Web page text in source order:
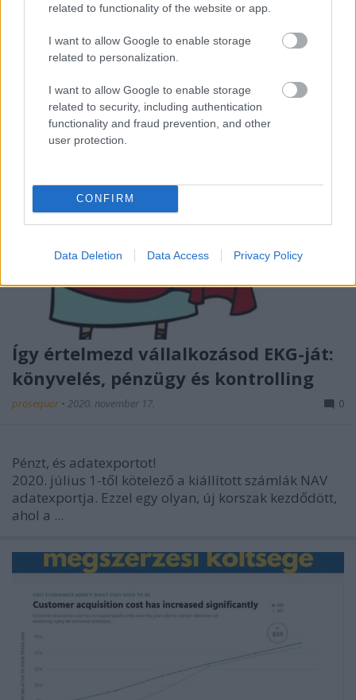
related to functionality of the website or app.
I want to allow Google to enable storage
related to personalization.
I want to allow Google to enable storage
related to security, including authentication
functionality and fraud prevention, and other
user protection.
CONFIRM
Data Deletion Data Access Privacy Policy
életbe lépett törvényi változás miatt sokak számára
véget ér a katával töltött 4-5-6-7 ...
Így értelmezd vállalkozásod EKG-ját:
könyvelés, pénzügy és kontrolling
prosequor • 2020. november 17. 0
Pénzt, és adatexportot!
2020. július 1-től kötelező a kiállított számlák NAV
adatexportja. Ezzel egy olyan, új korszak kezdődött,
ahol a ...